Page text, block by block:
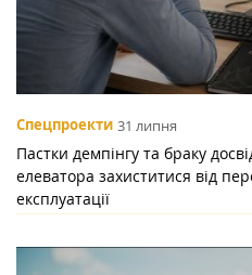
Спецпроекти 31 липня
Пастки демпінгу та браку
елеватора захиститися від
експлуатації